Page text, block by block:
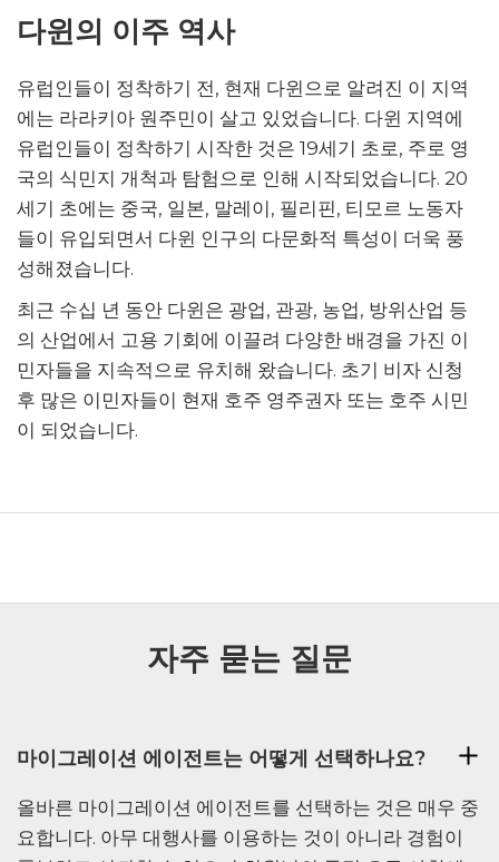
다윈의 이주 역사
유럽인들이 정착하기 전, 현재 다윈으로 알려진 이 지역
에는 라라키아 원주민이 살고 있었습니다. 다윈 지역에
유럽인들이 정착하기 시작한 것은 19세기 초로, 주로 영
국의 식민지 개척과 탐험으로 인해 시작되었습니다. 20
세기 초에는 중국, 일본, 말레이, 필리핀, 티모르 노동자
들이 유입되면서 다윈 인구의 다문화적 특성이 더욱 풍
성해졌습니다.
최근 수십 년 동안 다윈은 광업, 관광, 농업, 방위산업 등
의 산업에서 고용 기회에 이끌려 다양한 배경을 가진 이
민자들을 지속적으로 유치해 왔습니다. 초기 비자 신청
후 많은 이민자들이 현재 호주 영주권자 또는 호주 시민
이 되었습니다.
자주 묻는 질문
마이그레이션 에이전트는 어떻게 선택하나요?
올바른 마이그레이션 에이전트를 선택하는 것은 매우 중
요합니다. 아무 대행사를 이용하는 것이 아니라 경험이